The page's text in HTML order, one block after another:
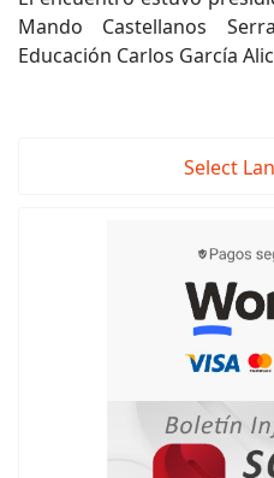
Mando Castellanos
Educación Carlos García
Select